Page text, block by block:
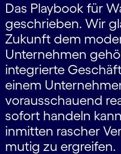
Das Playbook für
geschrieben. Wir
Zukunft dem
Unternehmen
integrierte
einem
vorausschauend
sofort handeln
inmitten rascher
mutig zu ergreifen.